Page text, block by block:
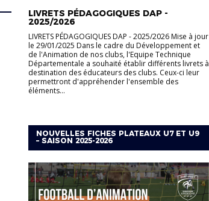
LIVRETS PÉDAGOGIQUES DAP -
2025/2026
LIVRETS PÉDAGOGIQUES DAP - 2025/2026 Mise à jour
le 29/01/2025 Dans le cadre du Développement et
de l'Animation de nos clubs, l'Equipe Technique
Départementale a souhaité établir différents livrets à
destination des éducateurs des clubs. Ceux-ci leur
permettront d'appréhender l'ensemble des
éléments...
NOUVELLES FICHES PLATEAUX U7 ET U9
– SAISON 2025-2026